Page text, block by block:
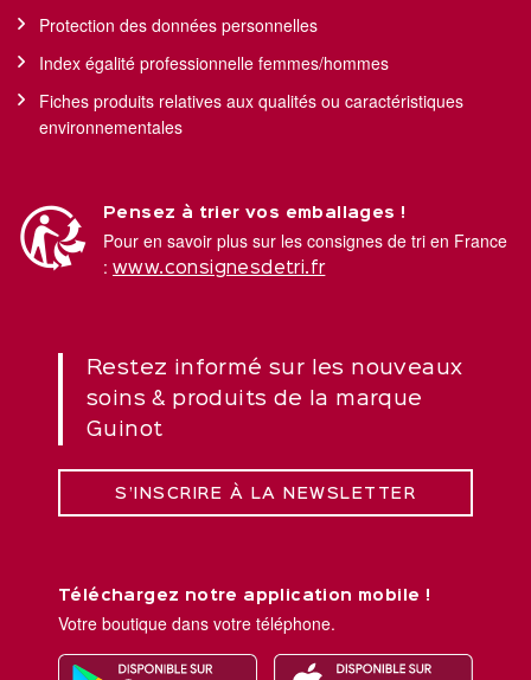
Protection des données personnelles
Index égalité professionnelle femmes/hommes
Fiches produits relatives aux qualités ou caractéristiques
environnementales
Pensez à trier vos emballages !
Pour en savoir plus sur les consignes de tri en France
: www.consignesdetri.fr
Restez informé sur les nouveaux
soins & produits de la marque
Guinot
S’INSCRIRE À LA NEWSLETTER
Téléchargez notre application mobile !
Votre boutique dans votre téléphone.